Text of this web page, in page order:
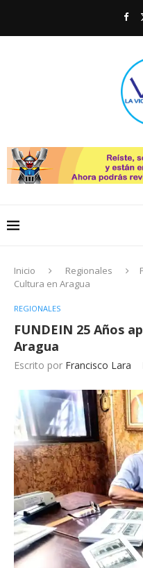
Inicio Regionales
Cultura en Aragua
REGIONALES
FUNDEIN 25 Años
Aragua
Escrito por Francisco Lara